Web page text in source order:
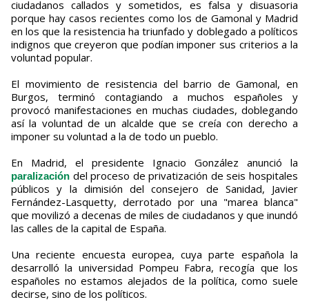
ciudadanos callados y sometidos, es falsa y disuasoria
porque hay casos recientes como los de Gamonal y Madrid
en los que la resistencia ha triunfado y doblegado a políticos
indignos que creyeron que podían imponer sus criterios a la
voluntad popular.
El movimiento de resistencia del barrio de Gamonal, en
Burgos, terminó contagiando a muchos españoles y
provocó manifestaciones en muchas ciudades, doblegando
así la voluntad de un alcalde que se creía con derecho a
imponer su voluntad a la de todo un pueblo.
En Madrid, el presidente Ignacio González anunció la
paralización del proceso de privatización de seis hospitales
públicos y la dimisión del consejero de Sanidad, Javier
Fernández-Lasquetty, derrotado por una "marea blanca"
que movilizó a decenas de miles de ciudadanos y que inundó
las calles de la capital de España.
Una reciente encuesta europea, cuya parte española la
desarrolló la universidad Pompeu Fabra, recogía que los
españoles no estamos alejados de la política, como suele
decirse, sino de los políticos.